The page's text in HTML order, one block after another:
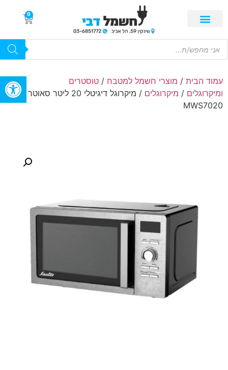
פתח
0
עמוד הבית / מוצרי חשמל למטבח / טוסטרים
ומיקרוגלים / מיקרוגלים
/ מיקרוגל דיגיטלי 20 ליטר סאוטר דגם
MWS7020